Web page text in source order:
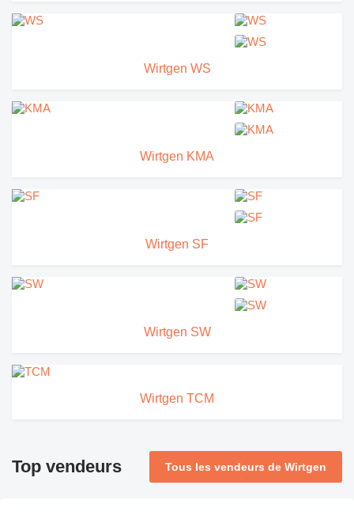
Wirtgen WS
Wirtgen KMA
Wirtgen SF
Wirtgen SW
Wirtgen TCM
Top vendeurs Tous les vendeurs de Wirtgen